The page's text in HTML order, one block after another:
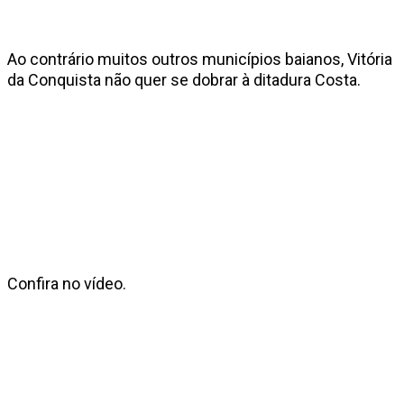
Ao contrário muitos outros municípios baianos, Vitória
da Conquista não quer se dobrar à ditadura Costa.
Confira no vídeo.